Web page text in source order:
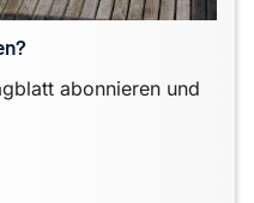
abonnieren und